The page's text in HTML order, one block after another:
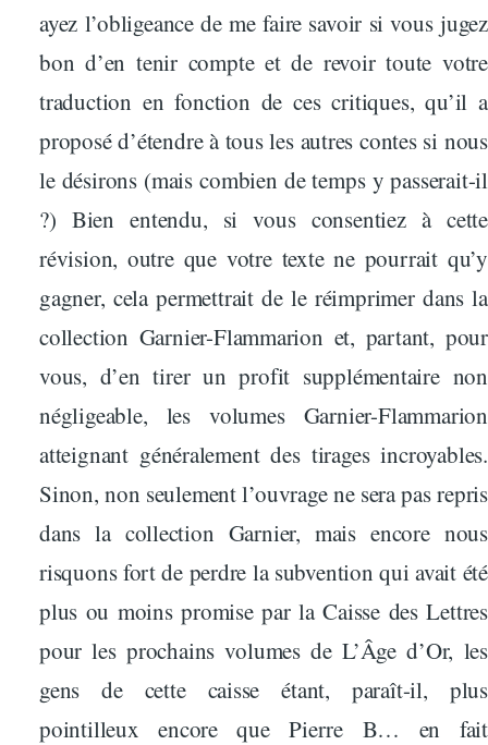
ayez l’obligeance de me faire savoir si vous jugez
bon d’en tenir compte et de revoir toute votre
traduction en fonction de ces critiques, qu’il a
proposé d’étendre à tous les autres contes si nous
le désirons (mais combien de temps y passerait-il
?) Bien entendu, si vous consentiez à cette
révision, outre que votre texte ne pourrait qu’y
gagner, cela permettrait de le réimprimer dans la
collection Garnier-Flammarion et, partant, pour
vous, d’en tirer un profit supplémentaire non
négligeable, les volumes Garnier-Flammarion
atteignant généralement des tirages incroyables.
Sinon, non seulement l’ouvrage ne sera pas repris
dans la collection Garnier, mais encore nous
risquons fort de perdre la subvention qui avait été
plus ou moins promise par la Caisse des Lettres
pour les prochains volumes de L’Âge d’Or, les
gens de cette caisse étant, paraît-il, plus
pointilleux encore que Pierre B… en fait